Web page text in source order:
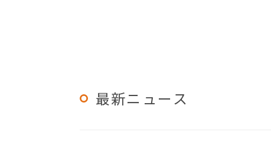
最新ニュース